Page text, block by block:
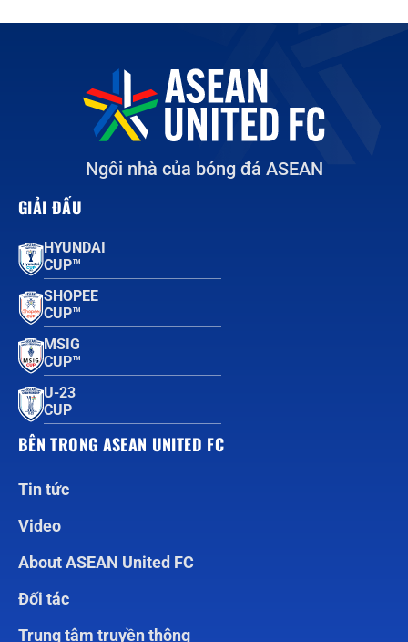
Ngôi nhà của bóng đá ASEAN
GIẢI ĐẤU
HYUNDAI
CUP™
SHOPEE
CUP™
MSIG
CUP™
U-23
CUP
BÊN TRONG ASEAN UNITED FC
Tin tức
Video
About ASEAN United FC
Đối tác
Trung tâm truyền thông